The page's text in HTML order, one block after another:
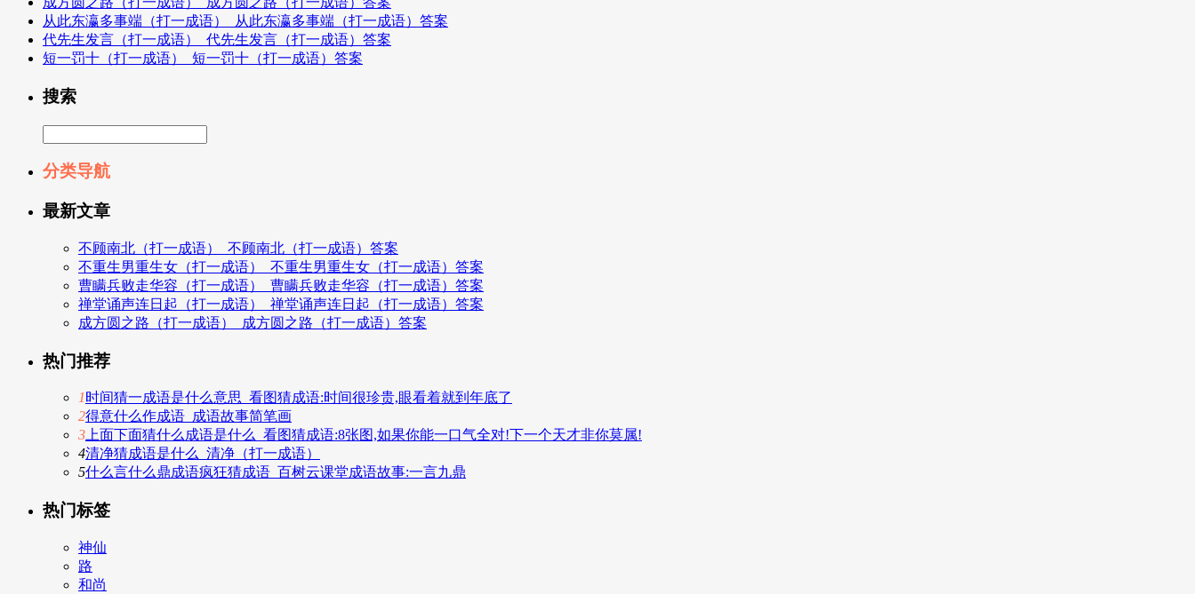
从此东瀛多事端（打一成语）_从此东瀛多事端（打一成语）答案
代先生发言（打一成语）_代先生发言（打一成语）答案
短一罚十（打一成语）_短一罚十（打一成语）答案
搜索
分类导航
最新文章
不顾南北（打一成语）_不顾南北（打一成语）答案
不重生男重生女（打一成语）_不重生男重生女（打一成语）答案
曹瞒兵败走华容（打一成语）_曹瞒兵败走华容（打一成语）答案
禅堂诵声连日起（打一成语）_禅堂诵声连日起（打一成语）答案
成方圆之路（打一成语）_成方圆之路（打一成语）答案
热门推荐
1时间猜一成语是什么意思_看图猜成语:时间很珍贵,眼看着就到年底了
2得意什么作成语_成语故事简笔画
3 上面下面猜什么成语是什么_看图猜成语:8张图,如果你能一口气全对!下一个天才非你莫属!
4清净猜成语是什么_清净（打一成语）
5什么言什么鼎成语疯狂猜成语_百树云课堂成语故事:一言九鼎
热门标签
神仙
路
和尚